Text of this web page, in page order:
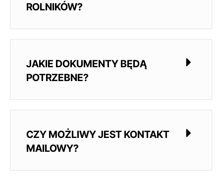
ROLNIKÓW?
JAKIE DOKUMENTY BĘDĄ
POTRZEBNE?
CZY MOŻLIWY JEST KONTAKT
MAILOWY?